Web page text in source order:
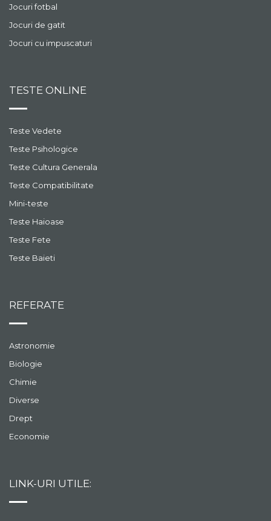
Jocuri fotbal
Jocuri de gatit
Jocuri cu impuscaturi
TESTE ONLINE
Teste Vedete
Teste Psihologice
Teste Cultura Generala
Teste Compatibilitate
Mini-teste
Teste Haioase
Teste Fete
Teste Baieti
REFERATE
Astronomie
Biologie
Chimie
Diverse
Drept
Economie
LINK-URI UTILE: